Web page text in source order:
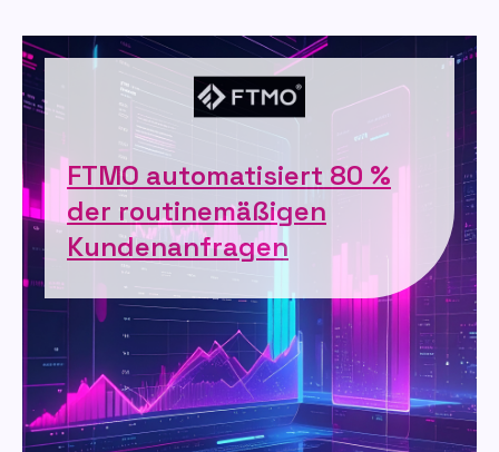
FTMO automatisiert 80 %
der routinemäßigen
Kundenanfragen